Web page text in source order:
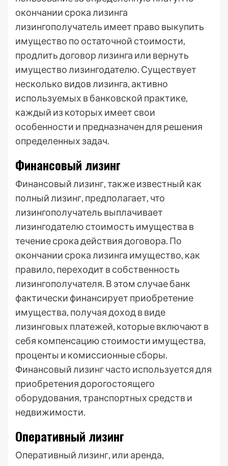
окончании срока лизинга
лизингополучатель имеет право выкупить
имущество по остаточной стоимости,
продлить договор лизинга или вернуть
имущество лизингодателю. Существует
несколько видов лизинга, активно
используемых в банковской практике,
каждый из которых имеет свои
особенности и предназначен для решения
определенных задач.
Финансовый лизинг
Финансовый лизинг, также известный как
полный лизинг, предполагает, что
лизингополучатель выплачивает
лизингодателю стоимость имущества в
течение срока действия договора. По
окончании срока лизинга имущество, как
правило, переходит в собственность
лизингополучателя. В этом случае банк
фактически финансирует приобретение
имущества, получая доход в виде
лизинговых платежей, которые включают в
себя компенсацию стоимости имущества,
проценты и комиссионные сборы.
Финансовый лизинг часто используется для
приобретения дорогостоящего
оборудования, транспортных средств и
недвижимости.
Оперативный лизинг
Оперативный лизинг, или аренда,